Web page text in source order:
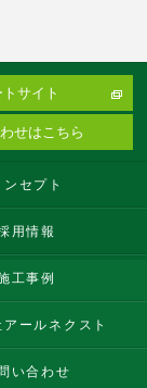
サイト
せはこちら
ンセプト
用情報
工事例
ールネクスト
い合わせ